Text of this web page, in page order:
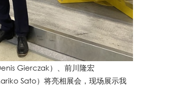
Gierczak）、前川隆宏
Sato）将亮相展会，现场展示我